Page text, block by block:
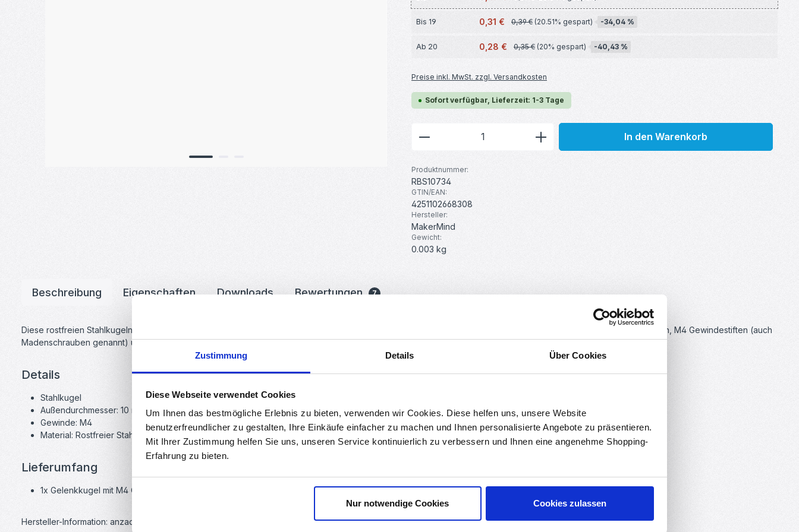
Zustimmung Details Über Cookies
Diese Webseite verwendet Cookies
Um Ihnen das bestmögliche Erlebnis zu bieten, verwenden wir Cookies. Diese helfen uns, unsere Website
benutzerfreundlicher zu gestalten, Ihre Einkäufe einfacher zu machen und Ihnen personalisierte Angebote zu präsentieren.
Mit Ihrer Zustimmung helfen Sie uns, unseren Service kontinuierlich zu verbessern und Ihnen eine angenehme Shopping-
Erfahrung zu bieten.
Nur notwendige Cookies Cookies zulassen
Bis 19 0,31 € 0,39 € (20.51% gespart) -34,04 %
Ab 20 0,28 € 0,35 € (20% gespart) -40,43 %
Preise inkl. MwSt. zzgl. Versandkosten
Sofort verfügbar, Lieferzeit: 1-3 Tage
Produkt Anzahl: Gib den gewünschten Wert ein oder
In den Warenkorb
Produktnummer:
RBS10734
GTIN/EAN:
4251102668308
Hersteller:
MakerMind
Gewicht:
0.003 kg
Beschreibung Eigenschaften Downloads Bewertungen 7
Diese rostfreien Stahlkugeln mit M4 Gewinde dienen als Gelenkkugeln bei dem magnetischen Gelenksystem von Delta Kossel 3D-Druckern. Zusammen mit Magneten, M4 Gewindestiften (auch
Madenschrauben genannt) und einem Carbonrohr ensteht so ein Arm des 3D-Druckers.
Details
Stahlkugel
Außendurchmesser: 10 mm
Gewinde: M4
Material: Rostfreier Stahl
Lieferumfang
1x Gelenkkugel mit M4 Gewinde aus rostfreiem Stahl
Hersteller-Information: anzado GmbH, Römerstadt 2-4, 66121 Saarbrücken Deutschland, info@roboter-bausatz.de